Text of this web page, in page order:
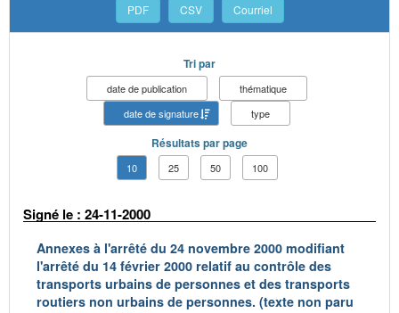
PDF CSV Courriel
Tri par
date de publication
thématique
date de signature
type
Résultats par page
10 25 50 100
Signé le : 24-11-2000
Annexes à l'arrêté du 24 novembre 2000 modifiant
l'arrêté du 14 février 2000 relatif au contrôle des
transports urbains de personnes et des transports
routiers non urbains de personnes. (texte non paru